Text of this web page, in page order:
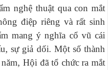
nghệ thuật qua con mắt
điệp riêng và rất sinh
mang ý nghĩa cổ vũ cái
sự giả dối. Một số thành
Hội đã tổ chức ra mắt